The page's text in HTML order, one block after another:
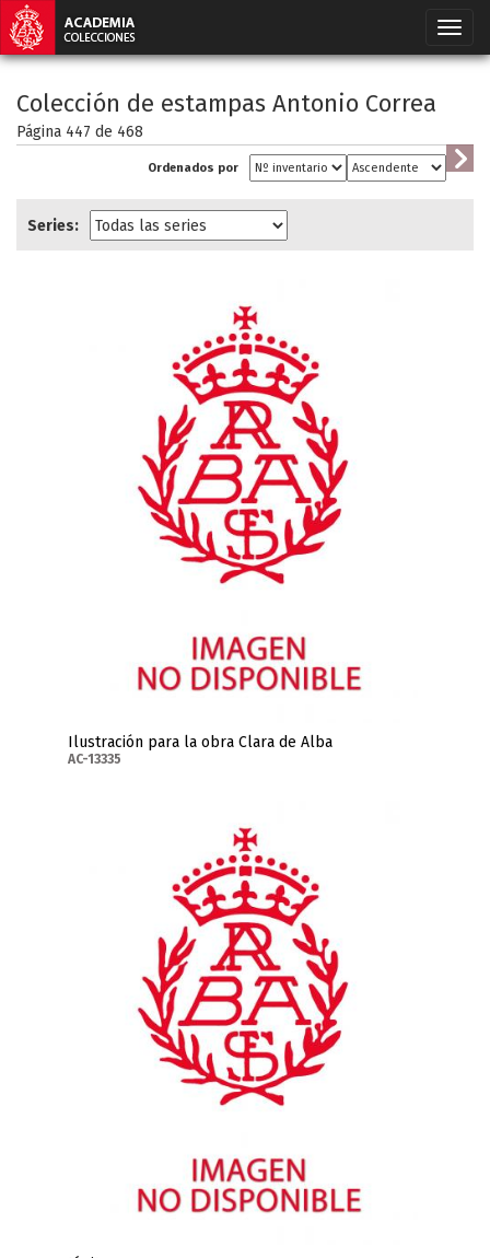
Colección de estampas Antonio Correa
Página 447 de 468
Ordenados por
Series:
Ilustración para la obra Clara de Alba
AC-13335